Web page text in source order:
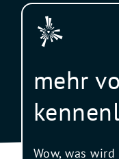
mehr
Wow, was